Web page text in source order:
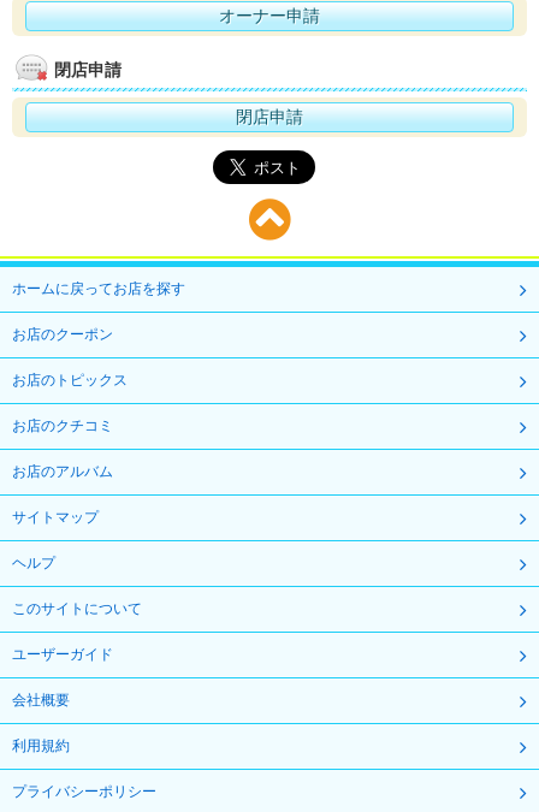
オーナー申請
閉店申請
閉店申請
ホームに戻ってお店を探す
お店のクーポン
お店のトピックス
お店のクチコミ
お店のアルバム
サイトマップ
ヘルプ
このサイトについて
ユーザーガイド
会社概要
利用規約
プライバシーポリシー